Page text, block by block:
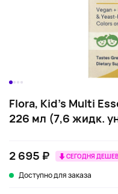
Flora, Kid's Multi
226 мл (7,6 жидк.
2 695 ₽ СЕГОДНЯ
Доступно для заказа